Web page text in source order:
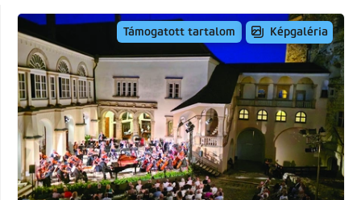
Támogatott tartalom Képgaléria